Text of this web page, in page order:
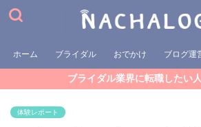
ホーム ブライダル おでかけ ブログ運
ブライダル業界に転職したい
体験レポート